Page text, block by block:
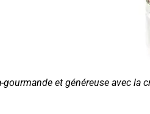
gourmande et généreuse avec la